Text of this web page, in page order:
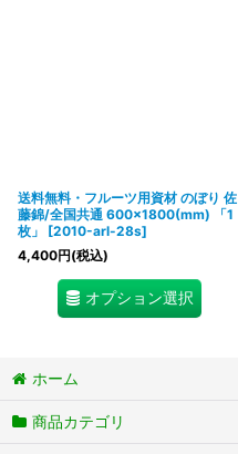
送料無料・フルーツ用資材 のぼり 佐
藤錦/全国共通 600×1800(mm) 「1
枚」
[2010-arl-28s]
4,400円(税込)
オプション選択
ホーム
商品カテゴリ